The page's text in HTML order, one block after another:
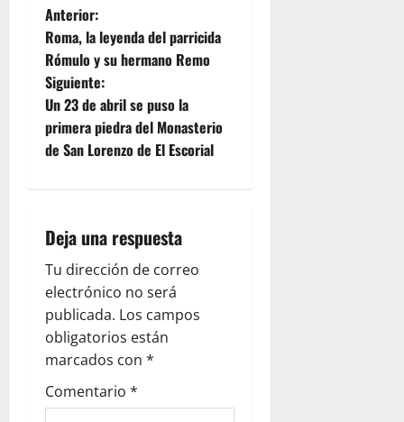
N
a
v
e
c
i
ó
n
d
Anterior:
Roma, la leyenda del parricida
Rómulo y su hermano Remo
Siguiente:
Un 23 de abril se puso la
primera piedra del Monasterio
de San Lorenzo de El Escorial
Deja una respuesta
Tu dirección de correo
electrónico no será
publicada. Los campos
obligatorios están
marcados con *
Comentario *